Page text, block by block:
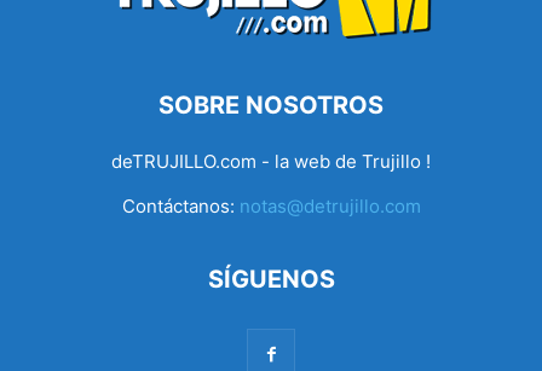
SOBRE NOSOTROS
deTRUJILLO.com - la web de Trujillo !
Contáctanos: notas@detrujillo.com
SÍGUENOS